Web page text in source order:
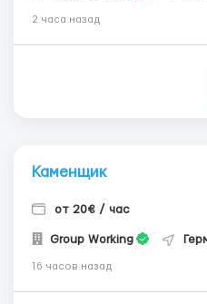
2 часа назад
Каменщик
от 20€ / час
Group Working
16 часов назад